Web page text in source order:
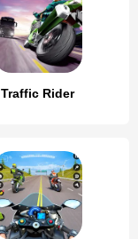
Traffic Rider